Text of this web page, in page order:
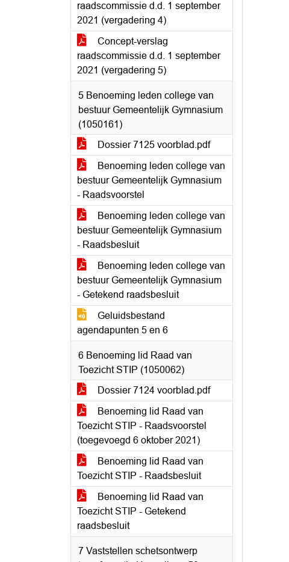
raadscommissie d.d. 1 september
2021 (vergadering 4)
Concept-verslag
raadscommissie d.d. 1 september
2021 (vergadering 5)
5 Benoeming leden college van
bestuur Gemeentelijk Gymnasium
(1050161)
Dossier 7125 voorblad.pdf
Benoeming leden college van
bestuur Gemeentelijk Gymnasium
- Raadsvoorstel
Benoeming leden college van
bestuur Gemeentelijk Gymnasium
- Raadsbesluit
Benoeming leden college van
bestuur Gemeentelijk Gymnasium
- Getekend raadsbesluit
Geluidsbestand
agendapunten 5 en 6
6 Benoeming lid Raad van
Toezicht STIP (1050062)
Dossier 7124 voorblad.pdf
Benoeming lid Raad van
Toezicht STIP - Raadsvoorstel
(toegevoegd 6 oktober 2021)
Benoeming lid Raad van
Toezicht STIP - Raadsbesluit
Benoeming lid Raad van
Toezicht STIP - Getekend
raadsbesluit
7 Vaststellen schetsontwerp